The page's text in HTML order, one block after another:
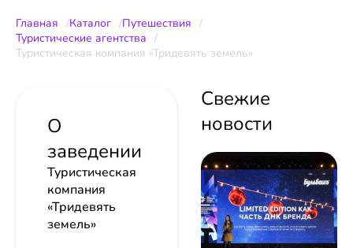
Главная Каталог
Путешествия
Туристические агентства
Туристическая компания «Тридевять земель»
О
заведении
Туристическая
компания
«Тридевять
земель»
Свежие
новости